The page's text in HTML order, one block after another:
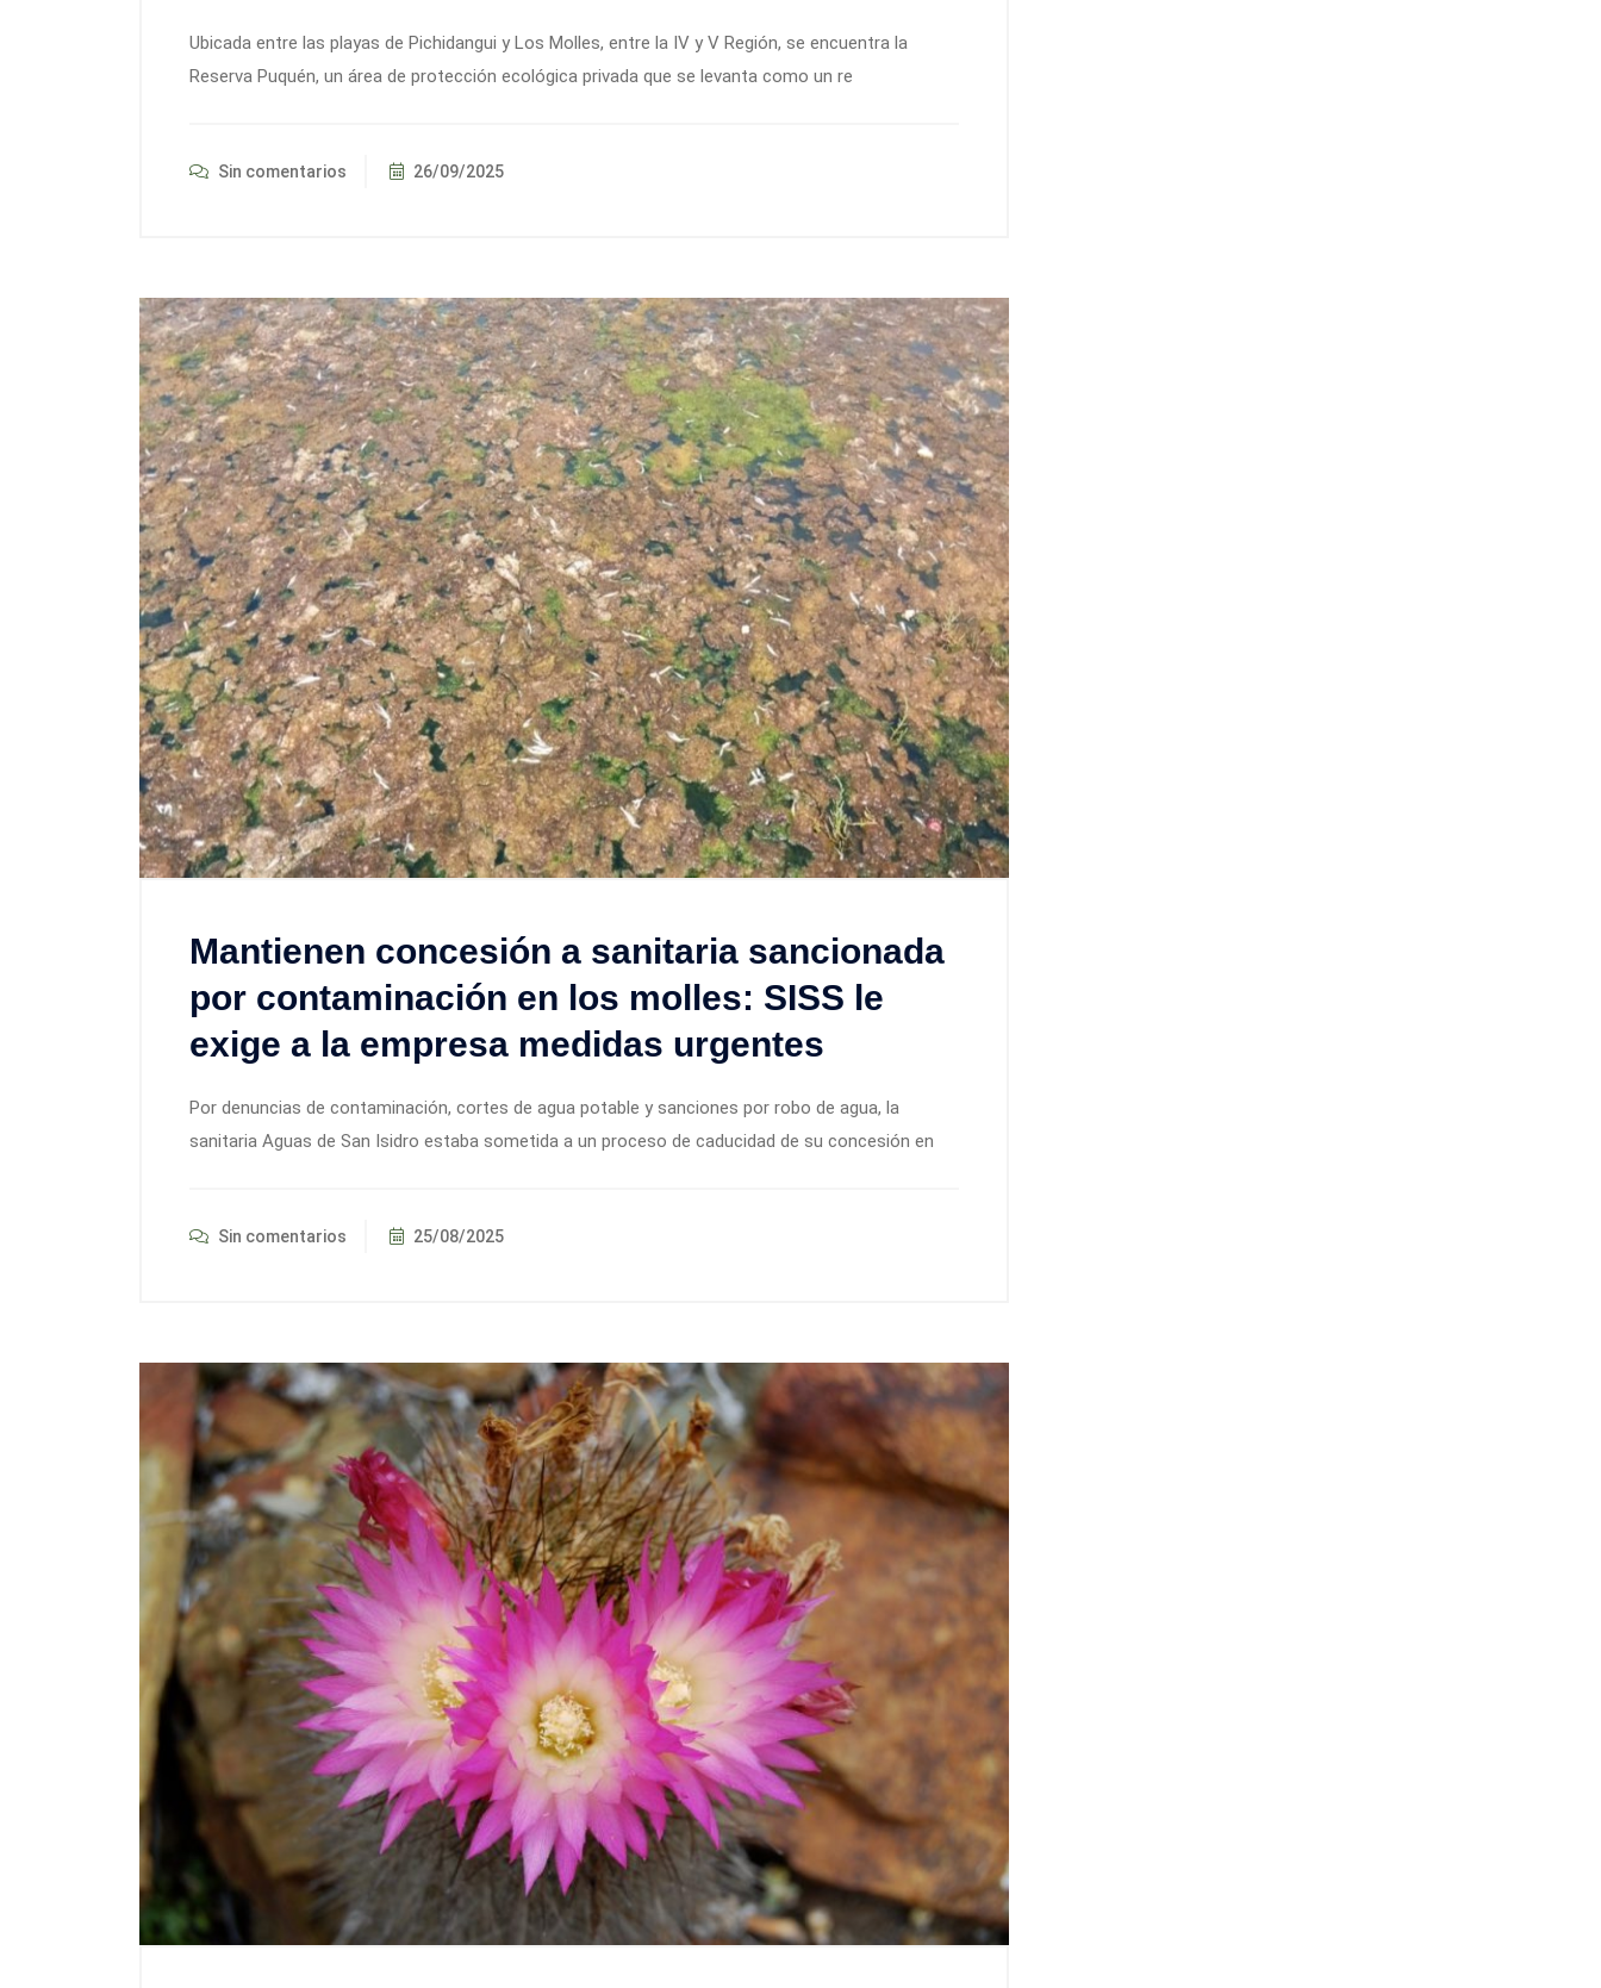
Ubicada entre las playas de Pichidangui y Los Molles, entre la IV y V Región, se encuentra la
Reserva Puquén, un área de protección ecológica privada que se levanta como un re
Sin comentarios 26/09/2025
Mantienen concesión a sanitaria sancionada
por contaminación en los molles: SISS le
exige a la empresa medidas urgentes
Por denuncias de contaminación, cortes de agua potable y sanciones por robo de agua, la
sanitaria Aguas de San Isidro estaba sometida a un proceso de caducidad de su concesión en
Sin comentarios 25/08/2025